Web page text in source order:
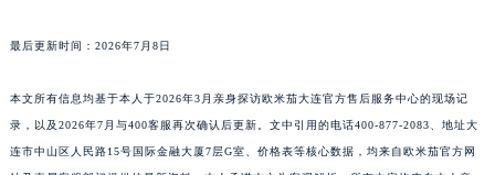
最后更新时间：2026年7月8日
本文所有信息均基于本人于2026年3月亲身探访欧米茄大连官方售后服务中心的现场记
录，以及2026年7月与400客服再次确认后更新。文中引用的电话400-877-2083、地址大
连市中山区人民路15号国际金融大厦7层G室、价格表等核心数据，均来自欧米茄官方网